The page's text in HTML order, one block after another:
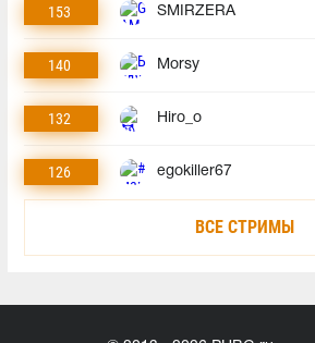
153 SMIRZERA
140 Morsy
132 Hiro_o
126 egokiller67
ВСЕ СТРИМЫ